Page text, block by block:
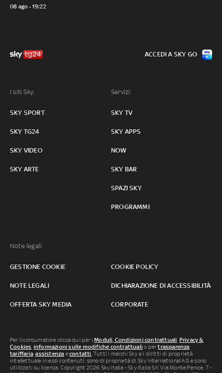
08 ago - 19:22
I siti Sky:
SKY SPORT
SKY TG24
SKY VIDEO
SKY ARTE
Servizi:
SKY TV
SKY APPS
NOW
SKY BAR
SPAZI SKY
PROGRAMMI
Note legali:
GESTIONE COOKIE COOKIE POLICY
NOTE LEGALI DICHIARAZIONE DI ACCESSIBILITÀ
OFFERTA SKY MEDIA CORPORATE
ACCEDI A SKY GO
Per il consumatore clicca qui per iModuli, Condizioni contrattuali, Privacy &
Cookies, informazioni sulle modifiche contrattuali o pertrasparenza
tariffaria,assistenza econtatti. Tutti i marchi Sky e i diritti di proprietà
intellettuale in essi contenuti, sono di proprietà di Sky international AG e sono
utilizzati su licenza. Copyright 2026 Sky Italia - Sky Italia Srl Via Monte Penice, 7 -